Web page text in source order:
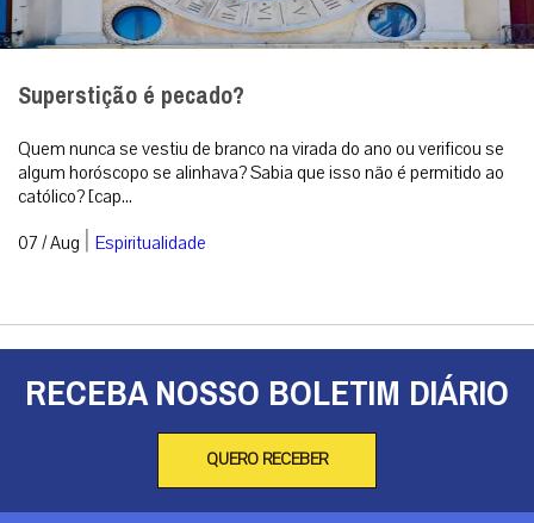
Superstição é pecado?
Quem nunca se vestiu de branco na virada do ano ou verificou se
algum horóscopo se alinhava? Sabia que isso não é permitido ao
católico? [cap...
07 / Aug | Espiritualidade
RECEBA NOSSO BOLETIM DIÁRIO
QUERO RECEBER